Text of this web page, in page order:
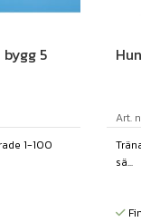
5
1-100
Art.
sä...